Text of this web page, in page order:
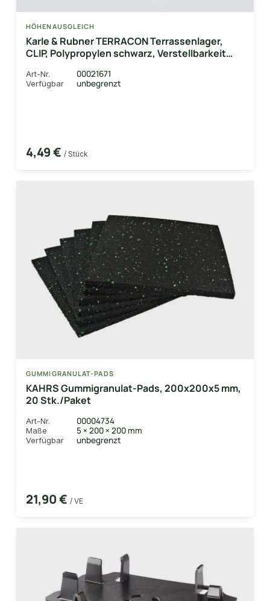
HÖHENAUSGLEICH
Karle & Rubner TERRACON Terrassenlager,
CLIP, Polypropylen schwarz, Verstellbarkeit
Art-Nr. 00021671
Verfügbar unbegrenzt
4,49 € / Stück
GUMMIGRANULAT-PADS
KAHRS Gummigranulat-Pads, 200x200x5 mm,
20 Stk./Paket
Art-Nr. 00004734
Maße 5 × 200 × 200 mm
Verfügbar unbegrenzt
21,90 € / VE